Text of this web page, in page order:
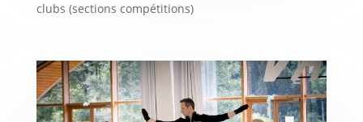
clubs (sections compétitions)